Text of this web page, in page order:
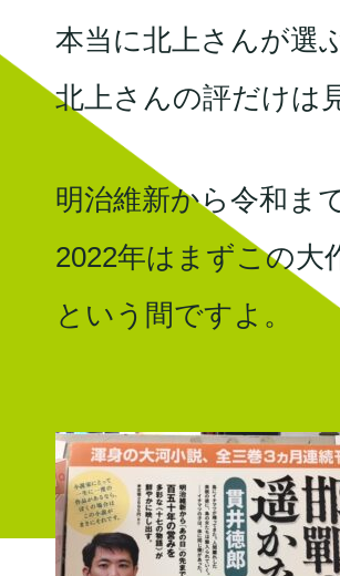
本当に北上さんが選
北上さんの評だけは
明治維新から令和ま
2022年はまずこの
という間ですよ。